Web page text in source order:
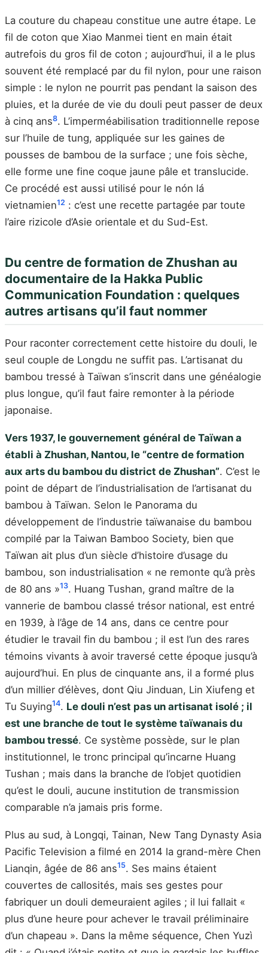
La couture du chapeau constitue une autre étape. Le
fil de coton que Xiao Manmei tient en main était
autrefois du gros fil de coton ; aujourd’hui, il a le plus
souvent été remplacé par du fil nylon, pour une raison
simple : le nylon ne pourrit pas pendant la saison des
pluies, et la durée de vie du douli peut passer de deux
à cinq ans8. L’imperméabilisation traditionnelle repose
sur l’huile de tung, appliquée sur les gaines de
pousses de bambou de la surface ; une fois sèche,
elle forme une fine coque jaune pâle et translucide.
Ce procédé est aussi utilisé pour le nón lá
vietnamien12 : c’est une recette partagée par toute
l’aire rizicole d’Asie orientale et du Sud-Est.
Du centre de formation de Zhushan au
documentaire de la Hakka Public
Communication Foundation : quelques
autres artisans qu’il faut nommer
Pour raconter correctement cette histoire du douli, le
seul couple de Longdu ne suffit pas. L’artisanat du
bambou tressé à Taïwan s’inscrit dans une généalogie
plus longue, qu’il faut faire remonter à la période
japonaise.
Vers 1937, le gouvernement général de Taïwan a
établi à Zhushan, Nantou, le “centre de formation
aux arts du bambou du district de Zhushan”. C’est le
point de départ de l’industrialisation de l’artisanat du
bambou à Taïwan. Selon le Panorama du
développement de l’industrie taïwanaise du bambou
compilé par la Taiwan Bamboo Society, bien que
Taïwan ait plus d’un siècle d’histoire d’usage du
bambou, son industrialisation « ne remonte qu’à près
de 80 ans »13. Huang Tushan, grand maître de la
vannerie de bambou classé trésor national, est entré
en 1939, à l’âge de 14 ans, dans ce centre pour
étudier le travail fin du bambou ; il est l’un des rares
témoins vivants à avoir traversé cette époque jusqu’à
aujourd’hui. En plus de cinquante ans, il a formé plus
d’un millier d’élèves, dont Qiu Jinduan, Lin Xiufeng et
Tu Suying14. Le douli n’est pas un artisanat isolé ; il
est une branche de tout le système taïwanais du
bambou tressé. Ce système possède, sur le plan
institutionnel, le tronc principal qu’incarne Huang
Tushan ; mais dans la branche de l’objet quotidien
qu’est le douli, aucune institution de transmission
comparable n’a jamais pris forme.
Plus au sud, à Longqi, Tainan, New Tang Dynasty Asia
Pacific Television a filmé en 2014 la grand-mère Chen
Lianqin, âgée de 86 ans15. Ses mains étaient
couvertes de callosités, mais ses gestes pour
fabriquer un douli demeuraient agiles ; il lui fallait «
plus d’une heure pour achever le travail préliminaire
d’un chapeau ». Dans la même séquence, Chen Yuzì